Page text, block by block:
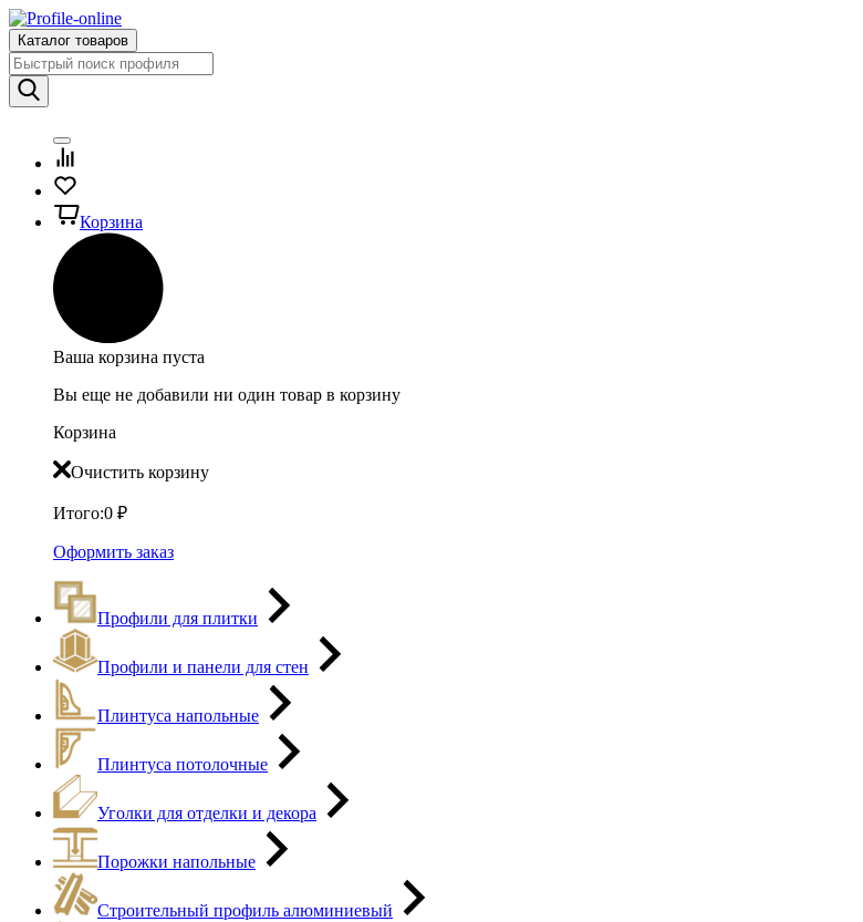
Каталог товаров
Корзина
Ваша корзина пуста
Вы еще не добавили ни один товар в корзину
Корзина
Очистить корзину
Итого:0 ₽
Оформить заказ
Профили для плитки
Профили и панели для стен
Плинтуса напольные
Плинтуса потолочные
Уголки для отделки и декора
Порожки напольные
Строительный профиль алюминиевый